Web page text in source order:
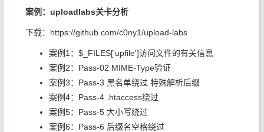
案例：uploadlabs关卡分析
下载：https://github.com/c0ny1/upload-labs
案例1：$_FILES['upfile']访问文件的有关信息
案例2：Pass-02 MIME-Type验证
案例3：Pass-3 黑名单绕过 特殊解析后缀
案例4：Pass-4 .htaccess绕过
案例5：Pass-5 大小写绕过
案例6：Pass-6 后缀名空格绕过